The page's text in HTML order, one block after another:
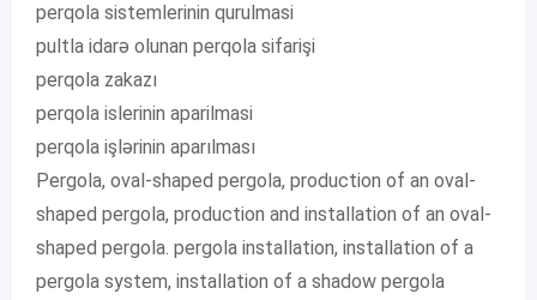
perqola sistemlerinin qurulmasi
pultla idarə olunan perqola sifarişi
perqola zakazı
perqola islerinin aparilmasi
perqola işlərinin aparılması
Pergola, oval-shaped pergola, production of an oval-
shaped pergola, production and installation of an oval-
shaped pergola. pergola installation, installation of a
pergola system, installation of a shadow pergola